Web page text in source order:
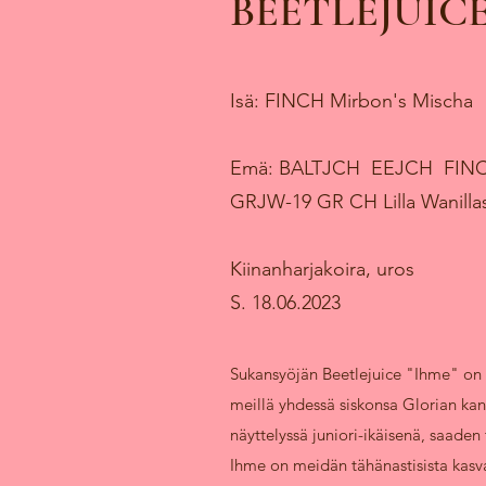
Isä: FINCH Mirbon's Mischa
Emä: BALTJCH EEJCH
GRJW-19 GR CH Lilla
Kiinanharjakoira, uros
S. 18.06.2023
Sukansyöjän Beetlejuice "Ihme"
meillä yhdessä siskonsa Glorian
näyttelyssä juniori-ikäisenä,
Ihme on meidän tähänastisista